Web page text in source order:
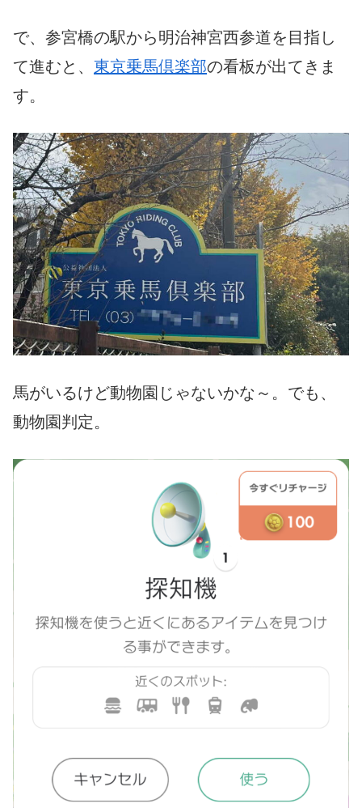
で、参宮橋の駅から明治神宮西参道を目指し
て進むと、 東京乗馬倶楽部の看板が出てきま
す。
馬がいるけど動物園じゃないかな～。でも、
動物園判定。